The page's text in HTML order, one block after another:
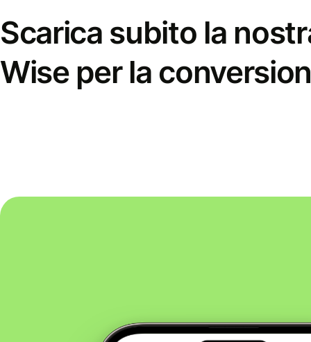
Scarica subito la
Wise per la